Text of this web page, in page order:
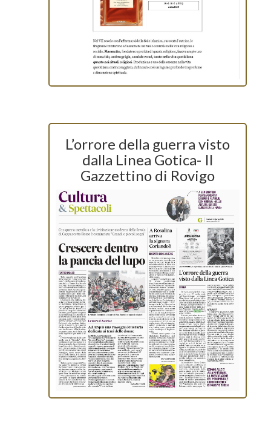
L’orrore della guerra visto
dalla Linea Gotica- Il
Gazzettino di Rovigo